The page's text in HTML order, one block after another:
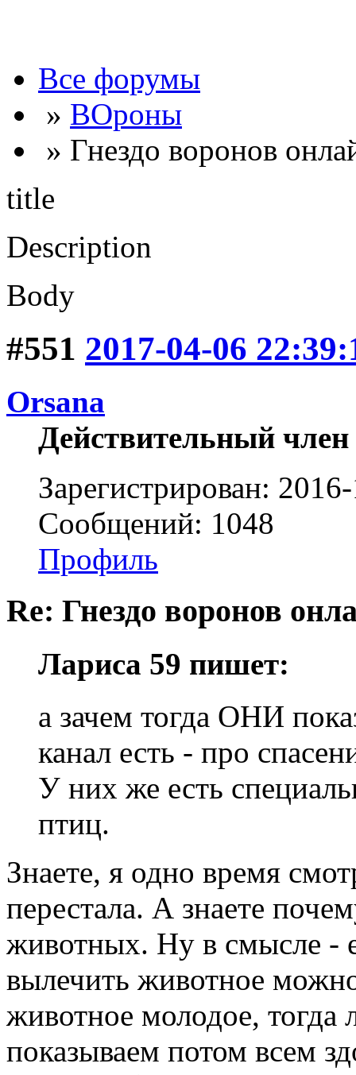
Все форумы
» ВОроны
» Гнездо воронов
title
Description
Body
#551 2017-04-06
Orsana
Действительный член
Зарегистрирован:
Сообщений: 1048
Профиль
Re: Гнездо воронов
Лариса 59 пишет:
а зачем тогда ОНИ
канал есть - про
У них же есть
птиц.
Знаете, я одно время
перестала. А знаете
животных. Ну в смысле -
вылечить животное
животное молодое,
показываем потом всем